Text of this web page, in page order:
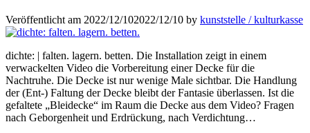
Veröffentlicht am 2022/12/102022/12/10 by kunststelle / kulturkasse
dichte: | falten. lagern. betten. Die Installation zeigt in einem
verwackelten Video die Vorbereitung einer Decke für die
Nachtruhe. Die Decke ist nur wenige Male sichtbar. Die Handlung
der (Ent-) Faltung der Decke bleibt der Fantasie überlassen. Ist die
gefaltete „Bleidecke“ im Raum die Decke aus dem Video? Fragen
nach Geborgenheit und Erdrückung, nach Verdichtung…